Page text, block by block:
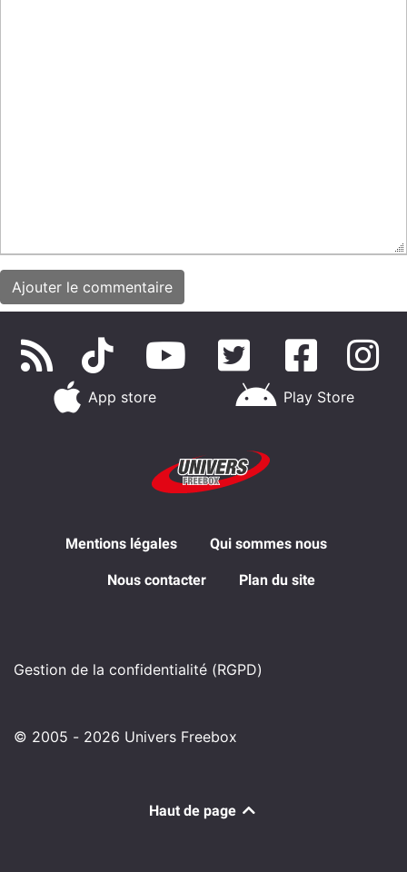
App store Play Store
Mentions légales Qui sommes nous
Nous contacter Plan du site
Gestion de la confidentialité (RGPD)
© 2005 - 2026 Univers Freebox
Haut de page